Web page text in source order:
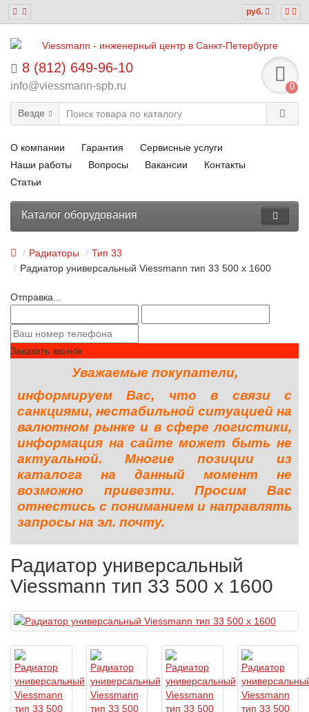
руб.
8 (812) 649-96-10
info@viessmann-spb.ru 0
Везде
О компании Гарантия
Сервисные услуги
Наши работы
Вопросы Вакансии
Контакты
Статьи
Каталог оборудования
Радиаторы
Тип 33
Радиатор универсальный Viessmann тип 33 500 x 1600
Отправка...
Заказать звонок
Уважаемые покупатели,
информируем Вас, что в связи с
санкциями, нестабильной ситуацией на
валютном рынке и в сфере логистики,
информация на сайте может быть не
актуальной. Многие позиции из
каталога на данный момент не
возможно привезти. Просим Вас
отнестись с пониманием и направлять
запросы на эл. почту.
Радиатор универсальный
Viessmann тип 33 500 x 1600